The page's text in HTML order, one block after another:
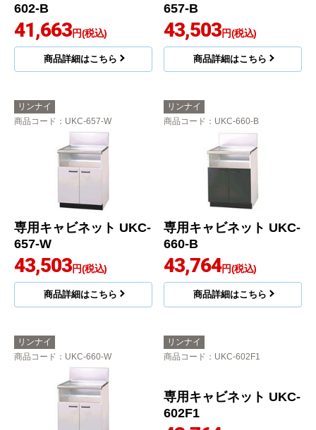
602-B
41,663円(税込)
商品詳細はこちら
657-B
43,503円(税込)
商品詳細はこちら
リンナイ
商品コード ：UKC-657-W
専用キャビネット UKC-
657-W
43,503円(税込)
商品詳細はこちら
リンナイ
商品コード ：UKC-660-B
専用キャビネット UKC-
660-B
43,764円(税込)
商品詳細はこちら
リンナイ
商品コード ：UKC-660-W
リンナイ
商品コード ：UKC-602F1